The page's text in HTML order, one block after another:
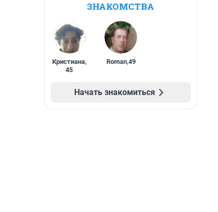
ЗНАКОМСТВА
Кристиана,
45
Roman,49
Начать знакомиться